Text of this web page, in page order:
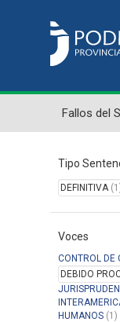
Fallos del
Tipo
DEFINITIVA
Voces
CONTROL DE
DEBIDO
HUMANOS (1)